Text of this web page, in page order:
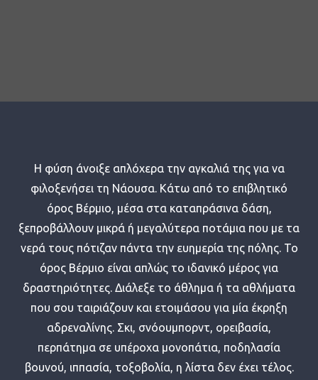
Η φύση άνοιξε απλόχερα την αγκαλιά της για να
φιλοξενήσει τη Νάουσα. Κάτω από το επιβλητικό
όρος Βέρμιο, μέσα στα καταπράσινα δάση,
ξεπροβάλλουν μικρά ή μεγαλύτερα ποτάμια που με τα
νερά τους πότιζαν πάντα την ευημερία της πόλης. Το
όρος Βέρμιο είναι απλώς το ιδανικό μέρος για
δραστηριότητες. Διάλεξε το άθλημα ή τα αθλήματα
που σου ταιριάζουν και ετοιμάσου για μία έκρηξη
αδρεναλίνης. Σκι, σνόουμπορντ, ορειβασία,
περπάτημα σε υπέροχα μονοπάτια, ποδηλασία
βουνού, ιππασία, τοξοβολία, η λίστα δεν έχει τέλος.